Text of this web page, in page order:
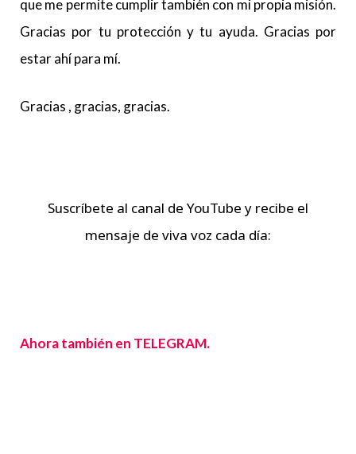
que me permite cumplir también con mi propia misión.
Gracias por tu protección y tu ayuda. Gracias por
estar ahí para mí.
Gracias , gracias, gracias.
Suscríbete al canal de YouTube y recibe el
mensaje de viva voz cada día:
Ahora también en TELEGRAM.